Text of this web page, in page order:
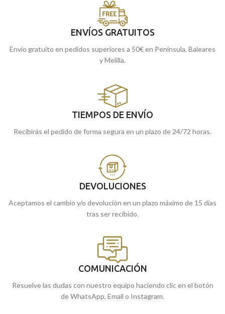
ENVÍOS GRATUITOS
Envío gratuito en pedidos superiores a 50€ en Península, Baleares
y Melilla.
TIEMPOS DE ENVÍO
Recibirás el pedido de forma segura en un plazo de 24/72 horas.
DEVOLUCIONES
Aceptamos el cambio y/o devolución en un plazo máximo de 15 días
tras ser recibido.
COMUNICACIÓN
Resuelve las dudas con nuestro equipo haciendo clic en el botón
de WhatsApp, Email o Instagram.